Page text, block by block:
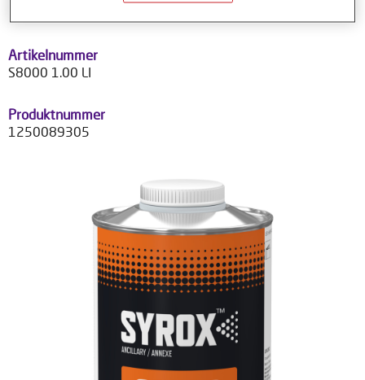
Artikelnummer
S8000 1.00 LI
Produktnummer
1250089305